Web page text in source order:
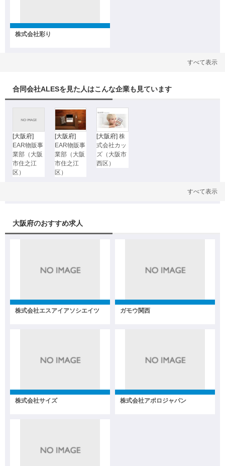
株式会社彩り
すべて表示
合同会社ALESを見た人はこんな企業も見ています
[大阪府]
EAR物販事
業部（大阪
市住之江
区）
[大阪府]
EAR物販事
業部（大阪
市住之江
区）
[大阪府] 株
式会社カッ
ズ（大阪市
西区）
すべて表示
大阪府のおすすめ求人
株式会社エスアイアソシエイツ ガモウ関西
株式会社サイズ 株式会社アポロジャパン